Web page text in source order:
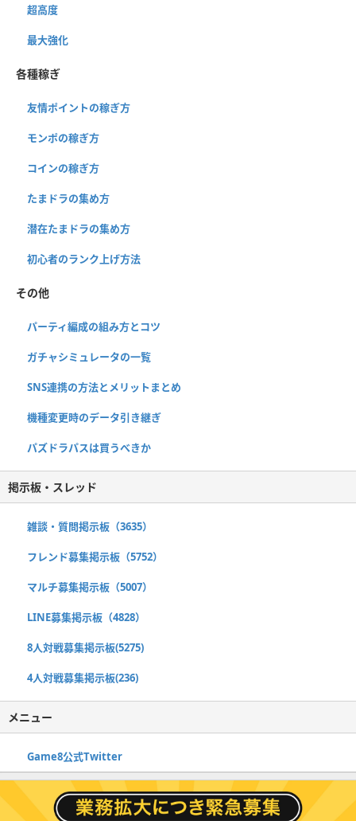
超高度
最大強化
各種稼ぎ
友情ポイントの稼ぎ方
モンポの稼ぎ方
コインの稼ぎ方
たまドラの集め方
潜在たまドラの集め方
初心者のランク上げ方法
その他
パーティ編成の組み方とコツ
ガチャシミュレータの一覧
SNS連携の方法とメリットまとめ
機種変更時のデータ引き継ぎ
パズドラパスは買うべきか
掲示板・スレッド
雑談・質問掲示板（3635）
フレンド募集掲示板（5752）
マルチ募集掲示板（5007）
LINE募集掲示板（4828）
8人対戦募集掲示板(5275)
4人対戦募集掲示板(236)
メニュー
Game8公式Twitter